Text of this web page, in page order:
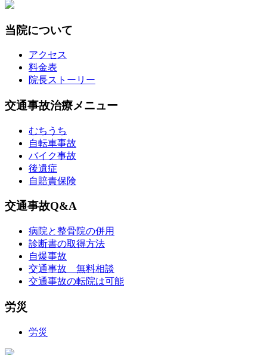
当院について
アクセス
料金表
院長ストーリー
交通事故治療メニュー
むちうち
自転車事故
バイク事故
後遺症
自賠責保険
交通事故Q&A
病院と整骨院の併用
診断書の取得方法
自爆事故
交通事故 無料相談
交通事故の転院は可能
労災
労災